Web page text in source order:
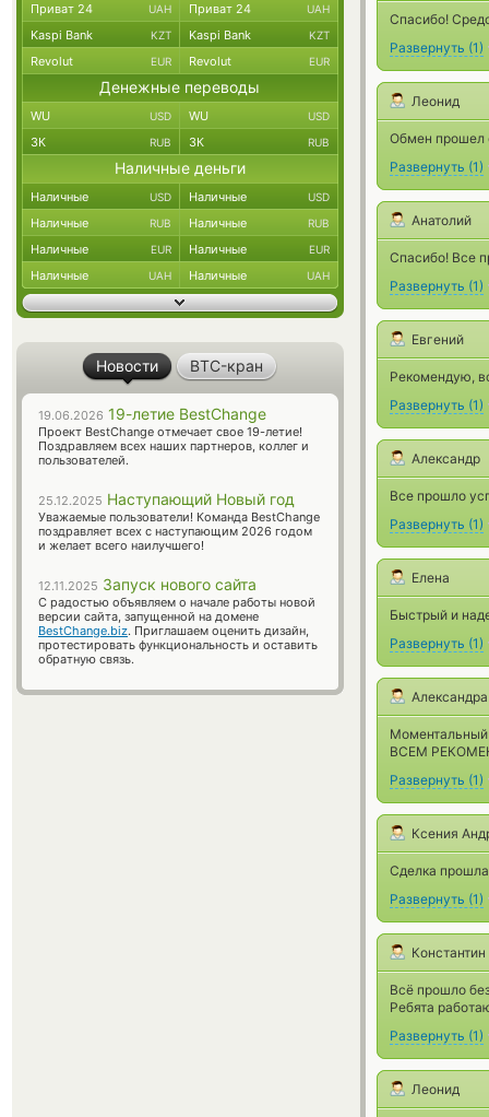
Спасибо!
Развернуть (1)
Леонид
Обмен прошел
Развернуть (1)
Анатолий
Спасибо! Все
Развернуть (1)
Евгений
Рекомендую,
Развернуть (1)
Александр
Все прошло
Развернуть (1)
Елена
Быстрый и
Развернуть (1)
Александра
ВСЕМ
Развернуть (1)
Ксения
Сделка
Развернуть (1)
Константин
Всё прошло
Ребята
Развернуть (1)
Леонид
Приват 24 UAH Приват 24 UAH
Kaspi Bank KZT Kaspi Bank KZT
Revolut EUR Revolut EUR
Денежные переводы
WU USD WU USD
ЗК RUB ЗК RUB
Наличные деньги
Наличные USD Наличные USD
Наличные RUB Наличные RUB
Наличные EUR Наличные EUR
Наличные UAH Наличные UAH
Новости BTC-кран
19.06.2026 19-летие BestChange
Проект BestChange отмечает свое 19-летие!
Поздравляем всех наших партнеров, коллег и
пользователей.
25.12.2025 Наступающий Новый год
Уважаемые пользователи! Команда BestChange
поздравляет всех с наступающим 2026 годом
и желает всего наилучшего!
12.11.2025 Запуск нового сайта
С радостью объявляем о начале работы новой
версии сайта, запущенной на домене
BestChange.biz. Приглашаем оценить дизайн,
протестировать функциональность и оставить
обратную связь.